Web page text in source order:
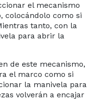
el mecanismo
colocándolo como si
tanto, con la
para abrir la
de este mecanismo,
el marco como si
la manivela para
volverán a encajar